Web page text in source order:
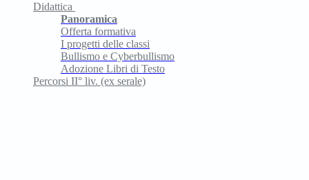
Didattica
Panoramica
Offerta formativa
I progetti delle classi
Bullismo e Cyberbullismo
Adozione Libri di Testo
Percorsi II° liv. (ex serale)